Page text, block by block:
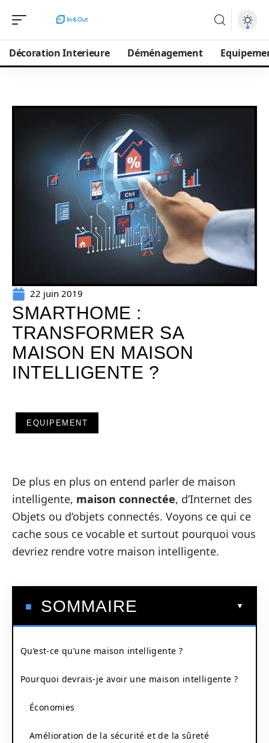
Décoration Interieure Déménagement
22 juin 2019
SMARTHOME :
TRANSFORMER SA
MAISON EN MAISON
INTELLIGENTE ?
EQUIPEMENT
De plus en plus on entend parler de maison
intelligente, maison connectée, d’Internet des
Objets ou d’objets connectés. Voyons ce qui ce
cache sous ce vocable et surtout pourquoi vous
devriez rendre votre maison intelligente.
SOMMAIRE
Qu’est-ce qu’une maison intelligente ?
Pourquoi devrais-je avoir une maison intelligente ?
Économies
Amélioration de la sécurité et de la sûreté